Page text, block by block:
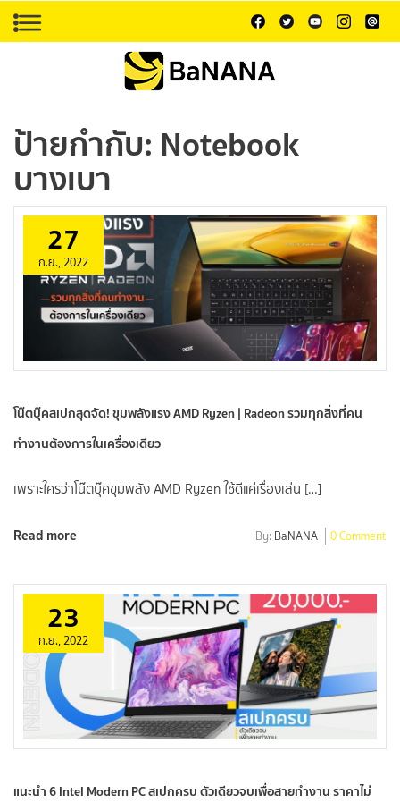
ป้ายกำกับ: Notebook
บางเบา
27
ก.ย., 2022
โน๊ตบุ๊คสเปกสุดจัด! ขุมพลังแรง AMD Ryzen | Radeon รวมทุกสิ่งที่คน
ทำงานต้องการในเครื่องเดียว
เพราะใครว่าโน๊ตบุ๊คขุมพลัง AMD Ryzen ใช้ดีแค่เรื่องเล่น […]
Read more By: BaNANA 0 Comment
23
ก.ย., 2022
แนะนำ 6 Intel Modern PC สเปกครบ ตัวเดียวจบเพื่อสายทำงาน ราคาไม่